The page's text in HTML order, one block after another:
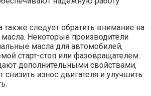
следует обратить внимание на
масла. Некоторые производители
масла для автомобилей,
старт-стоп или фазовращателем.
дополнительными свойствами,
износ двигателя и улучшить